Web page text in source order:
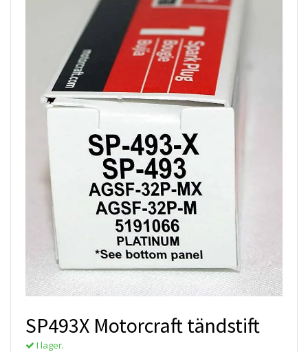
SP493X Motorcraft tändstift
I lager.